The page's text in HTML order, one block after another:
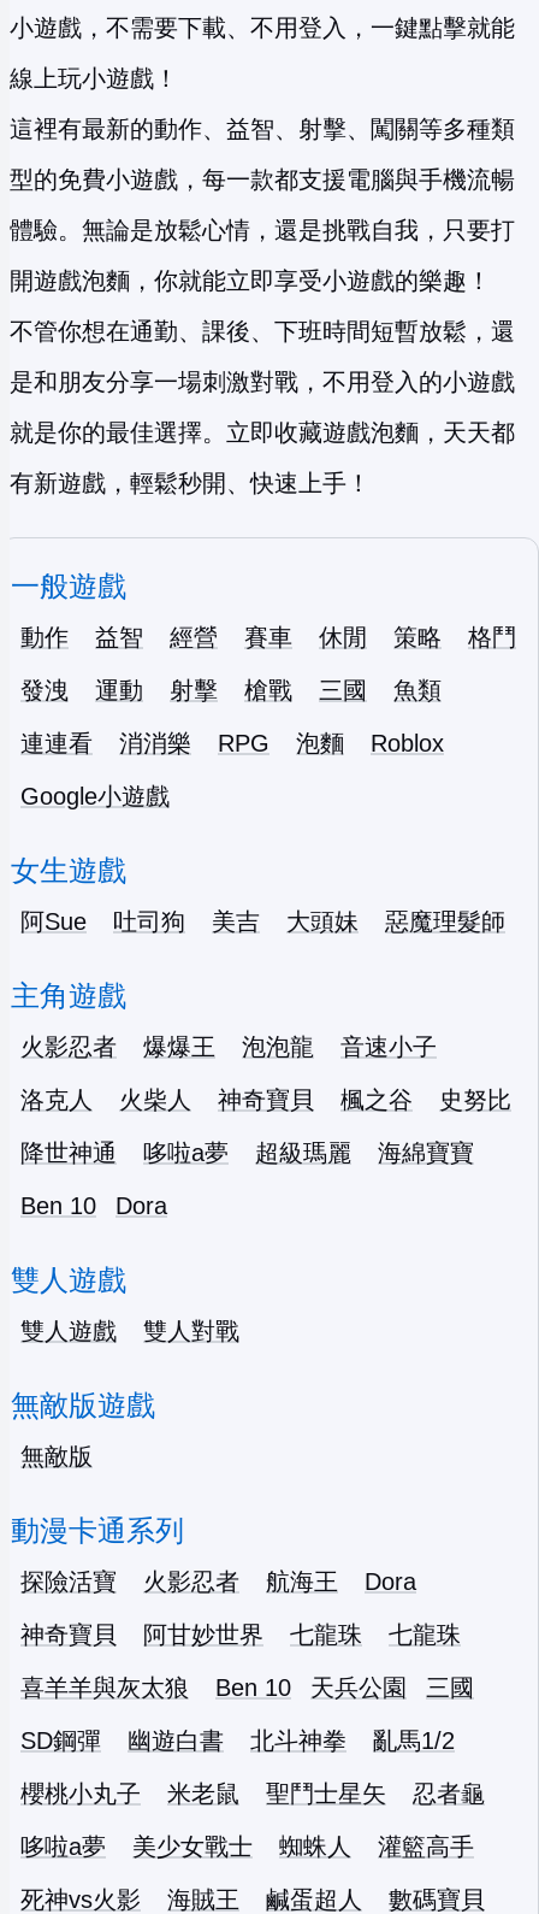
小遊戲，不需要下載、不用登入，一鍵點擊就能
線上玩小遊戲！
這裡有最新的動作、益智、射擊、闖關等多種類
型的免費小遊戲，每一款都支援電腦與手機流暢
體驗。無論是放鬆心情，還是挑戰自我，只要打
開遊戲泡麵，你就能立即享受小遊戲的樂趣！
不管你想在通勤、課後、下班時間短暫放鬆，還
是和朋友分享一場刺激對戰，不用登入的小遊戲
就是你的最佳選擇。立即收藏遊戲泡麵，天天都
有新遊戲，輕鬆秒開、快速上手！
一般遊戲
動作 益智 經營 賽車 休閒 策略
格鬥
發洩
運動 射擊 槍戰 三國
魚類
連連看
消消樂 RPG 泡麵
Roblox
Google小遊戲
女生遊戲
阿Sue 吐司狗 美吉 大頭妹 惡魔理髮師
主角遊戲
火影忍者 爆爆王 泡泡龍
音速小子
洛克人
火柴人 神奇寶貝 楓之谷
史努比
降世神通
哆啦a夢 超級瑪麗
海綿寶寶
Ben 10
Dora
雙人遊戲
雙人遊戲 雙人對戰
無敵版遊戲
無敵版
動漫卡通系列
探險活寶 火影忍者 航海王
Dora
神奇寶貝
阿甘妙世界 七龍珠
七龍珠
喜羊羊與灰太狼
Ben 10 天兵公園
三國
SD鋼彈
幽遊白書 北斗神拳
亂馬1/2
櫻桃小丸子
米老鼠 聖鬥士星矢
忍者龜
哆啦a夢
美少女戰士 蜘蛛人
灌籃高手
死神vs火影
海賊王 鹹蛋超人
數碼寶貝